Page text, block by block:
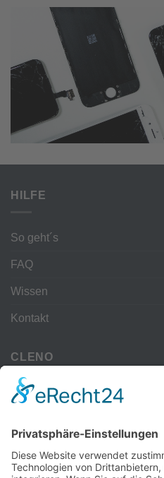
HILFE
So geht´s
FAQ
Wissen
Kontakt
CLENO
Alle Vorteile
kostenloser Versand
Deine Zahlmöglichkeiten